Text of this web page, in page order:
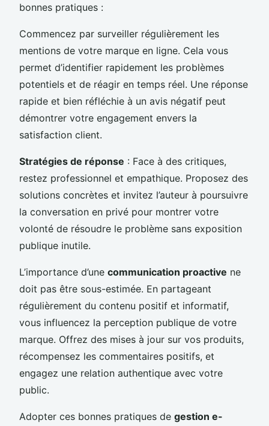
bonnes pratiques :
Commencez par surveiller régulièrement les
mentions de votre marque en ligne. Cela vous
permet d’identifier rapidement les problèmes
potentiels et de réagir en temps réel. Une réponse
rapide et bien réfléchie à un avis négatif peut
démontrer votre engagement envers la
satisfaction client.
Stratégies de réponse : Face à des critiques,
restez professionnel et empathique. Proposez des
solutions concrètes et invitez l’auteur à poursuivre
la conversation en privé pour montrer votre
volonté de résoudre le problème sans exposition
publique inutile.
L’importance d’une communication proactive ne
doit pas être sous-estimée. En partageant
régulièrement du contenu positif et informatif,
vous influencez la perception publique de votre
marque. Offrez des mises à jour sur vos produits,
récompensez les commentaires positifs, et
engagez une relation authentique avec votre
public.
Adopter ces bonnes pratiques de gestion e-